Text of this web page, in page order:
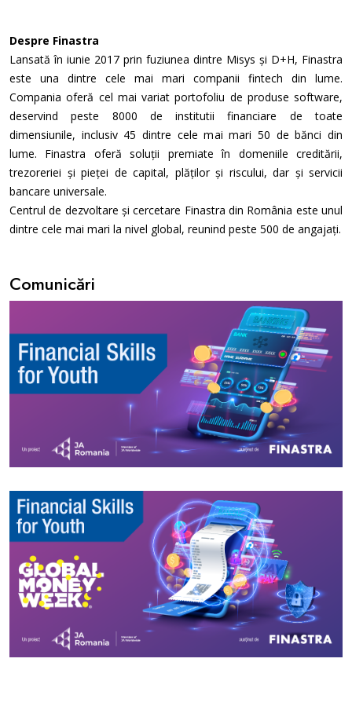
Despre Finastra
Lansată în iunie 2017 prin fuziunea dintre Misys și D+H, Finastra
este una dintre cele mai mari companii fintech din lume.
Compania oferă cel mai variat portofoliu de produse software,
deservind peste 8000 de institutii financiare de toate
dimensiunile, inclusiv 45 dintre cele mai mari 50 de bănci din
lume. Finastra oferă soluții premiate în domeniile creditării,
trezoreriei și pieței de capital, plăților și riscului, dar și servicii
bancare universale.
Centrul de dezvoltare și cercetare Finastra din România este unul
dintre cele mai mari la nivel global, reunind peste 500 de angajați.
Comunicări